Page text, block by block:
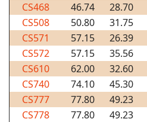
CS468
46.74 28.70
CS508
50.80 31.75
CS571
57.15 26.39
CS572
57.15 35.56
CS610
62.00 32.60
CS740
74.10 45.30
CS777
77.80 49.23
CS778
77.80 49.23